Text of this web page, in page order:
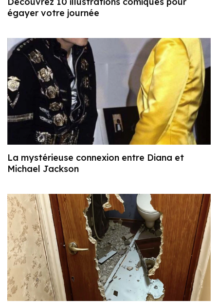
égayer votre journée
La mystérieuse connexion entre Diana et
Michael Jackson